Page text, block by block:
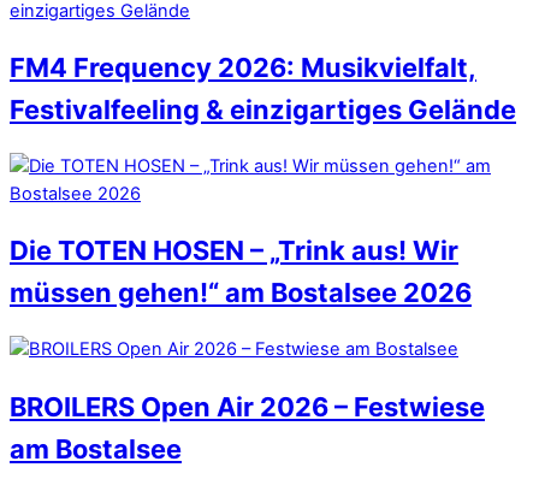
FM4 Frequency 2026: Musikvielfalt,
Festivalfeeling & einzigartiges Gelände
Die TOTEN HOSEN – „Trink aus! Wir
müssen gehen!“ am Bostalsee 2026
BROILERS Open Air 2026 – Festwiese
am Bostalsee